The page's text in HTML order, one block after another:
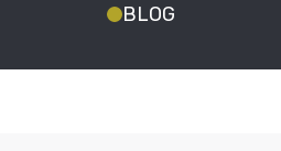
BLOG